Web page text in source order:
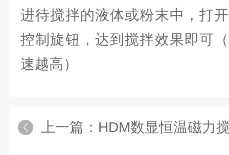
进待搅拌的液体或粉末中，打
控制旋钮，达到搅拌效果即可
速越高）
上一篇： HDM数显恒温磁力